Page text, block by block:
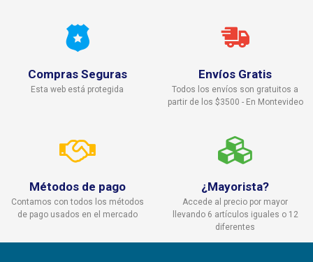
Compras Seguras
Esta web está protegida
Envíos Gratis
Todos los envíos son gratuitos a
partir de los $3500 - En Montevideo
Métodos de pago
Contamos con todos los métodos
de pago usados en el mercado
¿Mayorista?
Accede al precio por mayor
llevando 6 artículos iguales o 12
diferentes